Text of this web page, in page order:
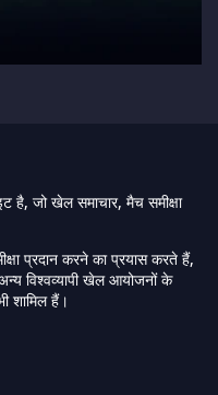
है, जो खेल समाचार, मैच समीक्षा
प्रदान करने का प्रयास करते हैं,
विश्वव्यापी खेल आयोजनों के
शामिल हैं।